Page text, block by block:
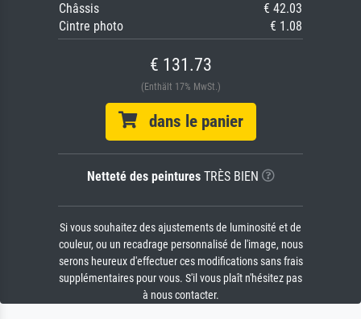
Châssis
€ 42.03
Cintre photo
€ 1.08
€ 131.73
(Enthält 17% MwSt.)
dans le panier
Netteté des peinturesTRÈS BIEN
Si vous souhaitez des ajustements de luminosité et de
couleur, ou un recadrage personnalisé de l'image, nous
serons heureux d'effectuer ces modifications sans frais
supplémentaires pour vous. S'il vous plaît n'hésitez pas
à nous contacter.